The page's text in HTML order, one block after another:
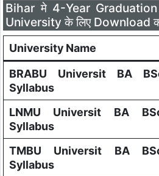
Bihar मे 4-Year Graduation
University के लिए Download
University Name
BRABU Universit BA
Syllabus
LNMU Universit BA
Syllabus
TMBU Universit BA
Syllabus